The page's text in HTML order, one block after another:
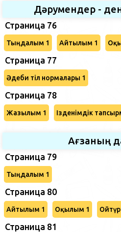
Дәрумендер -
Страница 76
Тыңдалым 1 Айтылым 1
Страница 77
Әдеби тіл нормалары 1
Страница 78
Жазылым 1 Ізденімдік
Ағзаның
Страница 79
Тыңдалым 1
Страница 80
Айтылым 1 Оқылым 1
Страница 81